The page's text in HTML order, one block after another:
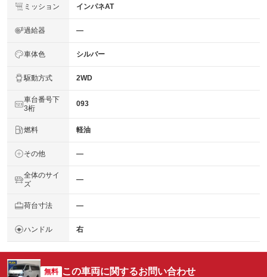
ミッション インパネAT
過給器 ―
車体色 シルバー
駆動方式 2WD
車台番号下
3桁
093
燃料 軽油
その他 ―
全体のサイ
ズ
―
荷台寸法 ―
ハンドル 右
無料 この車両に関するお問い合わせ